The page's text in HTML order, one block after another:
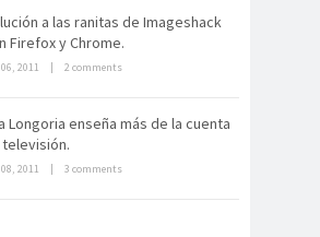
a las ranitas de Imageshack
Firefox y Chrome.
2011 2 comments
Longoria enseña más de la cuenta
2011 3 comments